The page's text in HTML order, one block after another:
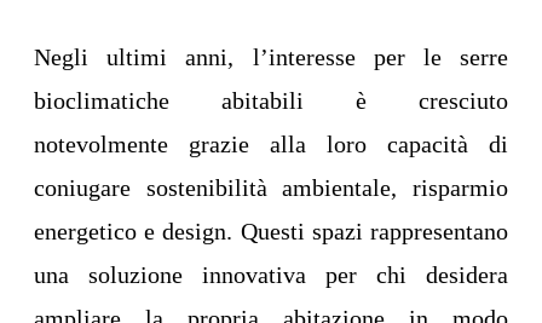
Negli ultimi anni, l’interesse per le serre
bioclimatiche abitabili è cresciuto
notevolmente grazie alla loro capacità di
coniugare sostenibilità ambientale, risparmio
energetico e design. Questi spazi rappresentano
una soluzione innovativa per chi desidera